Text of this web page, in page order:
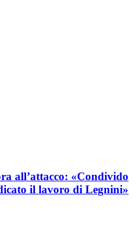
all’attacco: «Condivido
il lavoro di Legnini»